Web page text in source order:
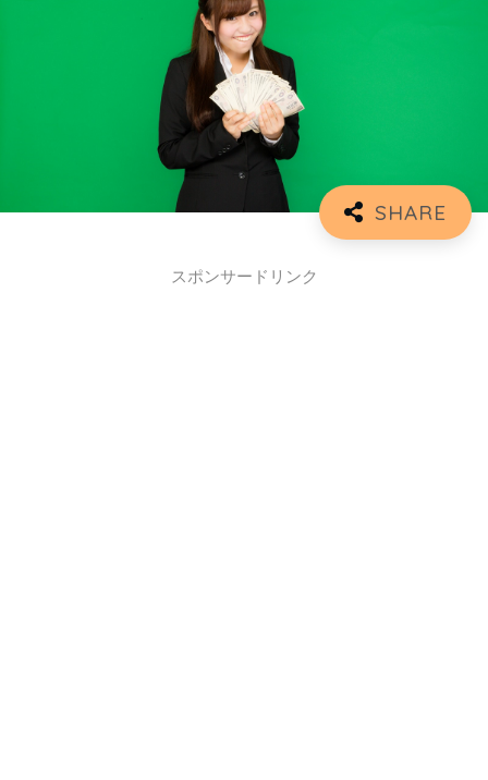
スポンサードリンク